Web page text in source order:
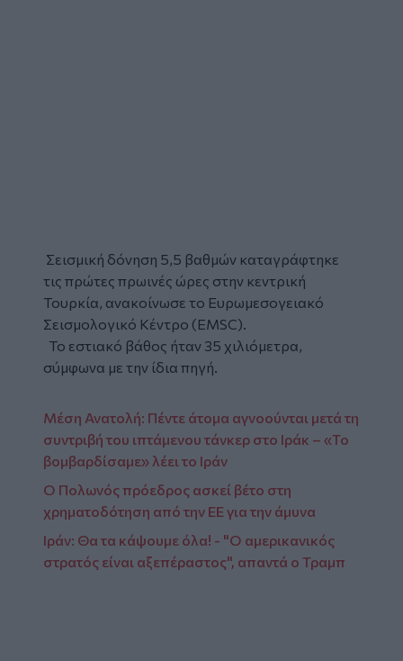
Σεισμική δόνηση 5,5 βαθμών καταγράφτηκε
τις πρώτες πρωινές ώρες στην κεντρική
Τουρκία, ανακοίνωσε το Ευρωμεσογειακό
Σεισμολογικό Κέντρο (EMSC).
Το εστιακό βάθος ήταν 35 χιλιόμετρα,
σύμφωνα με την ίδια πηγή.
Μέση Ανατολή: Πέντε άτομα αγνοούνται μετά τη
συντριβή του ιπτάμενου τάνκερ στο Ιράκ – «Το
βομβαρδίσαμε» λέει το Ιράν
Ο Πολωνός πρόεδρος ασκεί βέτο στη
χρηματοδότηση από την ΕΕ για την άμυνα
Ιράν: Θα τα κάψουμε όλα! - "Ο αμερικανικός
στρατός είναι αξεπέραστος", απαντά ο Τραμπ